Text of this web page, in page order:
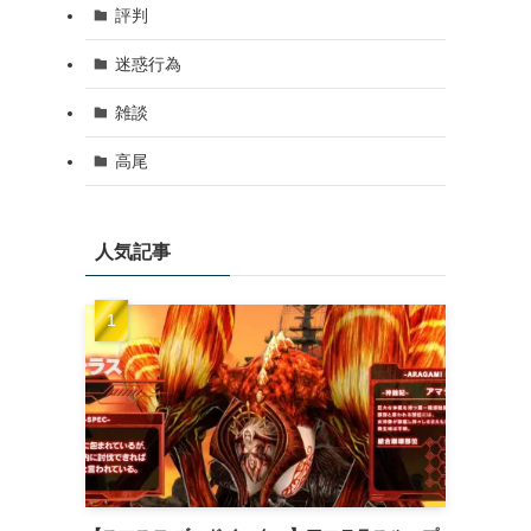
評判
迷惑行為
雑談
高尾
人気記事